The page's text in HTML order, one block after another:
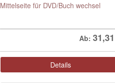
Mittelseite für DVD/Buch wechsel
Ab: 31,31
Details